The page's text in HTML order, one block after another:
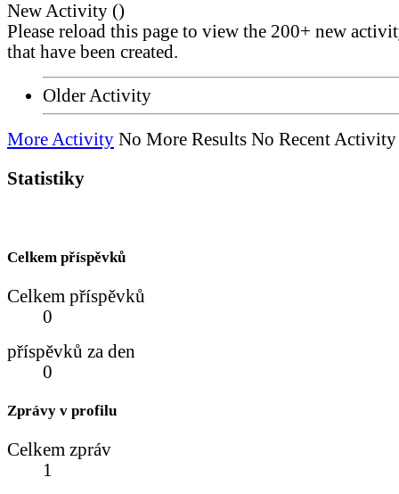
New Activity ()
Please reload this page to view the 200+ new
that have been created.
Older Activity
More Activity No More Results No Recent Activity
Statistiky
Celkem příspěvků
Celkem příspěvků
0
příspěvků za den
0
Zprávy v profilu
Celkem zpráv
1